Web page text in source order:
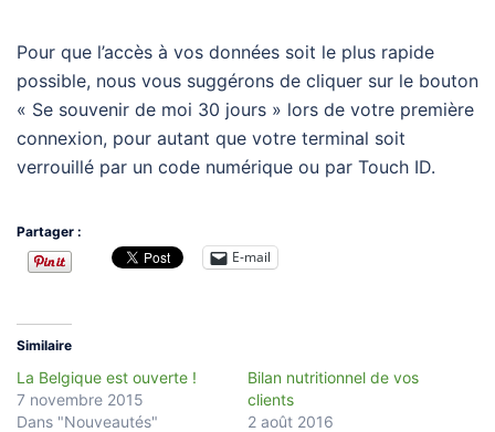
Pour que l’accès à vos données soit le plus rapide
possible, nous vous suggérons de cliquer sur le bouton
« Se souvenir de moi 30 jours » lors de votre première
connexion, pour autant que votre terminal soit
verrouillé par un code numérique ou par Touch ID.
Partager :
E-mail
Similaire
La Belgique est ouverte !
7 novembre 2015
Dans "Nouveautés"
Bilan nutritionnel de vos
clients
2 août 2016